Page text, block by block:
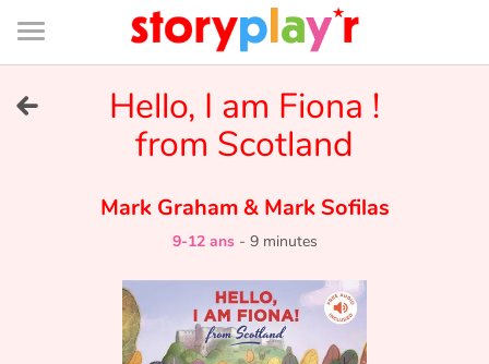
Connexion
Bibliothèque
de
page
Tester gratuitement
Bibliothèque
Hello, I am Fiona !
from Scotland
Mark Graham&Mark Sofilas
9-12 ans- 9 minutes